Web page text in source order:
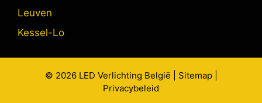
Leuven
Kessel-Lo
© 2026 LED Verlichting België | Sitemap|
Privacybeleid